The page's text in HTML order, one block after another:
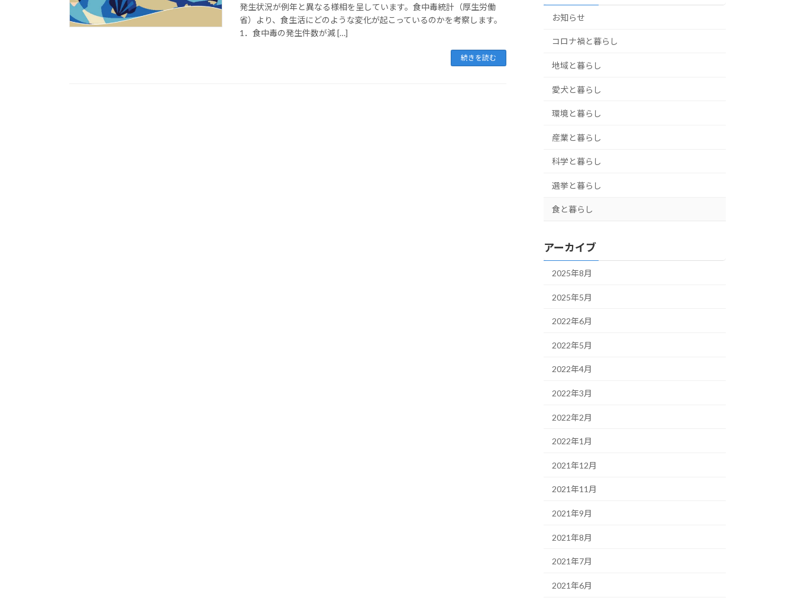
発生状況が例年と異なる様相を呈しています。食中毒統計（厚生労働
省）より、食生活にどのような変化が起こっているのかを考察します。
1．食中毒の発生件数が減 […]
続きを読む
お知らせ
コロナ禍と暮らし
地域と暮らし
愛犬と暮らし
環境と暮らし
産業と暮らし
科学と暮らし
選挙と暮らし
食と暮らし
アーカイブ
2025年8月
2025年5月
2022年6月
2022年5月
2022年4月
2022年3月
2022年2月
2022年1月
2021年12月
2021年11月
2021年9月
2021年8月
2021年7月
2021年6月